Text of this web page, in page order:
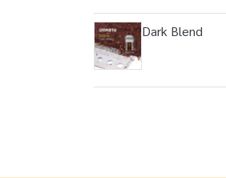
Dark Blend